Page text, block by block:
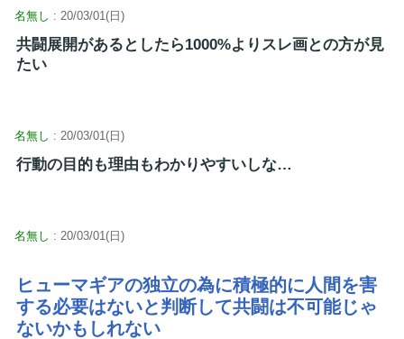
名無し : 20/03/01(日)
共闘展開があるとしたら1000%よりスレ画との方が見
たい
名無し : 20/03/01(日)
行動の目的も理由もわかりやすいしな…
名無し : 20/03/01(日)
ヒューマギアの独立の為に積極的に人間を害
する必要はないと判断して共闘は不可能じゃ
ないかもしれない